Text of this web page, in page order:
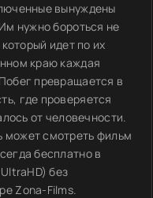
вынуждены
нужно бороться не
идет по их
краю каждая
превращается в
где проверяется
от человечности.
может смотреть фильм
бесплатно в
без
Zona-Films.